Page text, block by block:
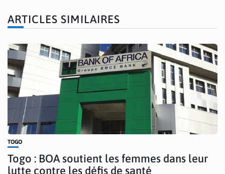
ARTICLES SIMILAIRES
TOGO
Togo : BOA soutient les femmes dans leur
lutte contre les défis de santé